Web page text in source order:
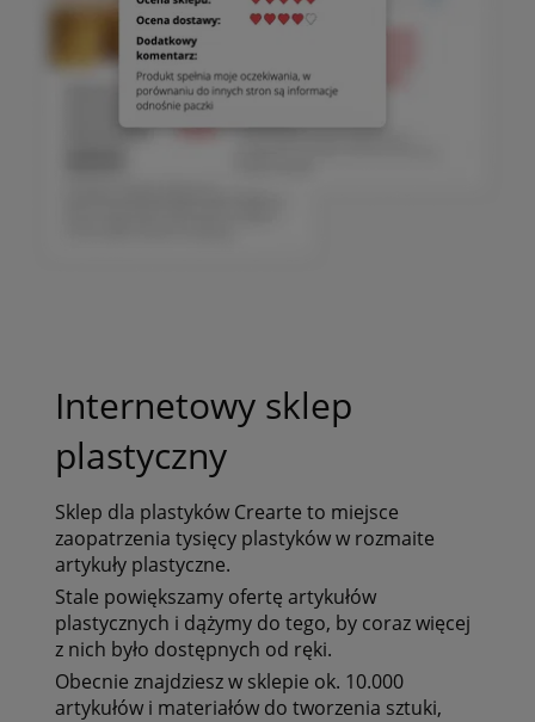
Internetowy sklep
plastyczny
Sklep dla plastykówCrearte to miejsce
zaopatrzenia tysięcy plastykóww rozmaite
artykuły plastyczne.
Stale powiększamy ofertę artykułów
plastycznych i dążymy do tego, by coraz więcej
z nich było dostępnych od ręki.
Obecnie znajdziesz w sklepie ok. 10.000
artykułów i materiałów do tworzenia sztuki,